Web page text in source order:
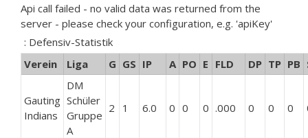
Api call failed - no valid data was returned from the
server - please check your configuration, e.g. 'apiKey'
: Defensiv-Statistik
Verein
Liga G GS IP A PO E FLD DP TP PB
Gauting
Indians
DM
Schüler
Gruppe
A
2 1 6.0 0 0 0 .000 0 0 0